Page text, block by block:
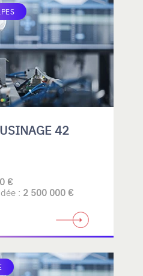
42
€
: 2 500 000 €